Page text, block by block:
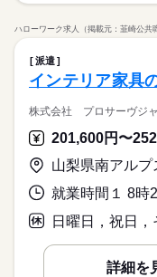
ハローワーク求人（掲載元：韮崎公共
派遣
インテリア家具
株式会社 プロサーヴジ
山梨県南アルプ
就業時間１ 8時
日曜日，祝日，
詳細を